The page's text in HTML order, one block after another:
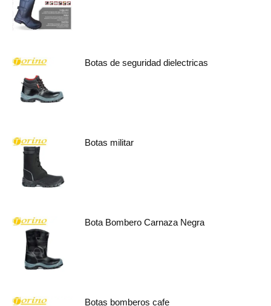
Botas de seguridad dielectricas
Botas militar
Bota Bombero Carnaza Negra
Botas bomberos cafe